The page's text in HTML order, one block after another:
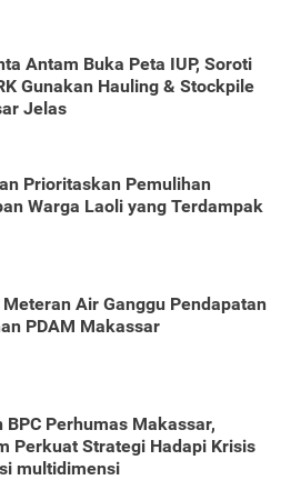
Antam Buka Peta IUP, Soroti
Gunakan Hauling & Stockpile
Jelas
Prioritaskan Pemulihan
Warga Laoli yang Terdampak
Air Ganggu Pendapatan
PDAM Makassar
BPC Perhumas Makassar,
Perkuat Strategi Hadapi Krisis
multidimensi